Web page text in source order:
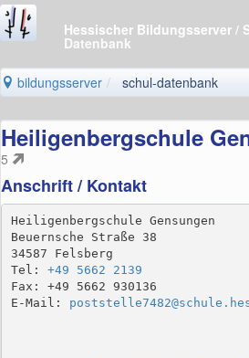
Hessischer Bildungsserver /
Datenbank
bildungsserver schul-datenbank
Heiligenbergschule
5
Anschrift / Kontakt
Heiligenbergschule Gensungen
Beuernsche Straße 38
34587 Felsberg
Tel: +49 5662 2139
Fax: +49 5662 930136
E-Mail: